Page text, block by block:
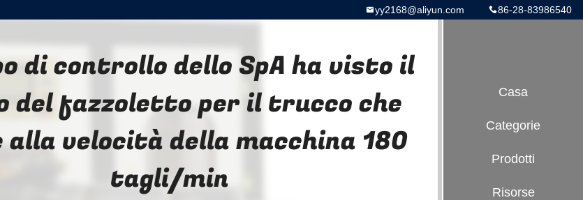
86-28-83986540
yy2168@aliyun.com
di controllo dello SpA ha visto il
del fazzoletto per il trucco che
alla velocità della macchina 180
tagli/min
Casa
Categorie
Prodotti
Risorse